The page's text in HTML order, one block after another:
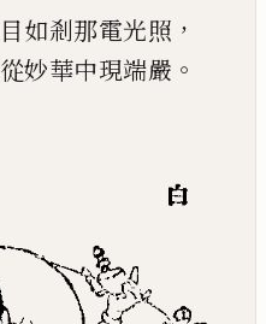
目如剎那電光照 ，
從妙華中現端嚴 。